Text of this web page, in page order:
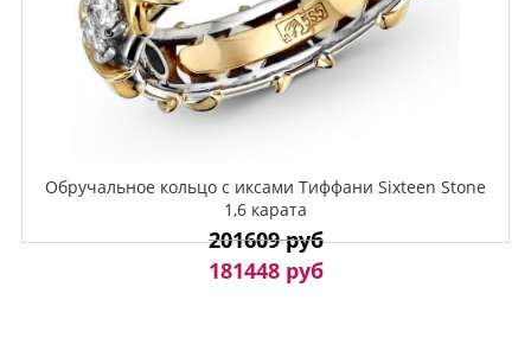
Обручальное кольцо с иксами Тиффани Sixteen Stone
1,6 карата
201609 руб
181448 руб